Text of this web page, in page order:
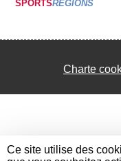
SPORTSREGIONS
Charte
Ce site utilise des